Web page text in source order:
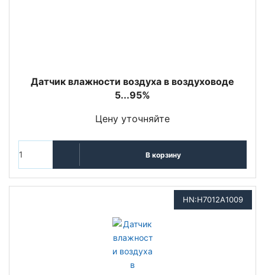
Датчик влажности воздуха в воздуховоде
5...95%
Цену уточняйте
В корзину
HN:H7012A1009